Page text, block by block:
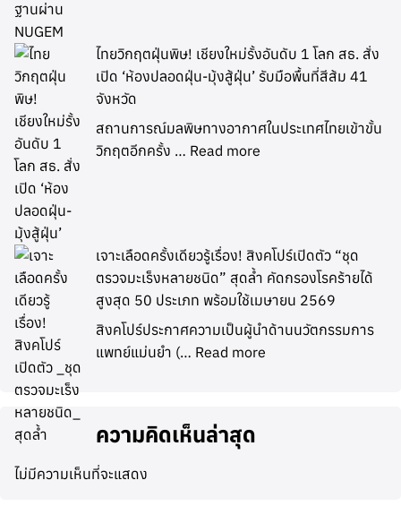
ไทยวิกฤตฝุ่นพิษ! เชียงใหม่รั้งอันดับ 1 โลก สธ. สั่ง
เปิด ‘ห้องปลอดฝุ่น-มุ้งสู้ฝุ่น’ รับมือพื้นที่สีส้ม 41
จังหวัด
สถานการณ์มลพิษทางอากาศในประเทศไทยเข้าขั้น
วิกฤตอีกครั้ง … Read more
เจาะเลือดครั้งเดียวรู้เรื่อง! สิงคโปร์เปิดตัว “ชุด
ตรวจมะเร็งหลายชนิด” สุดล้ำ คัดกรองโรคร้ายได้
สูงสุด 50 ประเภท พร้อมใช้เมษายน 2569
สิงคโปร์ประกาศความเป็นผู้นำด้านนวัตกรรมการ
แพทย์แม่นยำ (… Read more
ความคิดเห็นล่าสุด
ไม่มีความเห็นที่จะแสดง